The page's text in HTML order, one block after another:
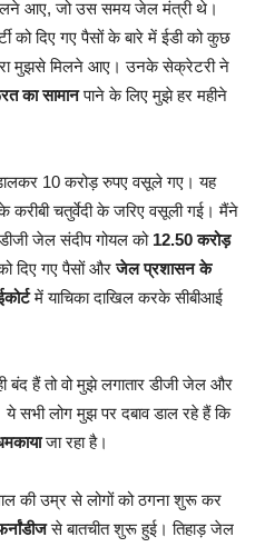
आए, जो उस समय जेल मंत्री थे।
को दिए गए पैसों के बारे में ईडी को कुछ
मुझसे मिलने आए। उनके सेक्रेटरी ने
का सामानपाने के लिए मुझे हर महीने
10 करोड़ रुपए वसूले गए। यह
चतुर्वेदी के जरिए वसूली गई। मैंने
जेल संदीप गोयल को 12.50 करोड़
दिए गए पैसों औरजेल प्रशासन के
में याचिका दाखिल करके सीबीआई
बंद हैं तो वो मुझे लगातार डीजी जेल और
सभी लोग मुझ पर दबाव डाल रहे हैं कि
जा रहा है।
की उम्र से लोगों को ठगना शुरू कर
से बातचीत शुरू हुई। तिहाड़ जेल